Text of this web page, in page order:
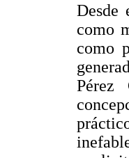
Desde
como
como
Pérez